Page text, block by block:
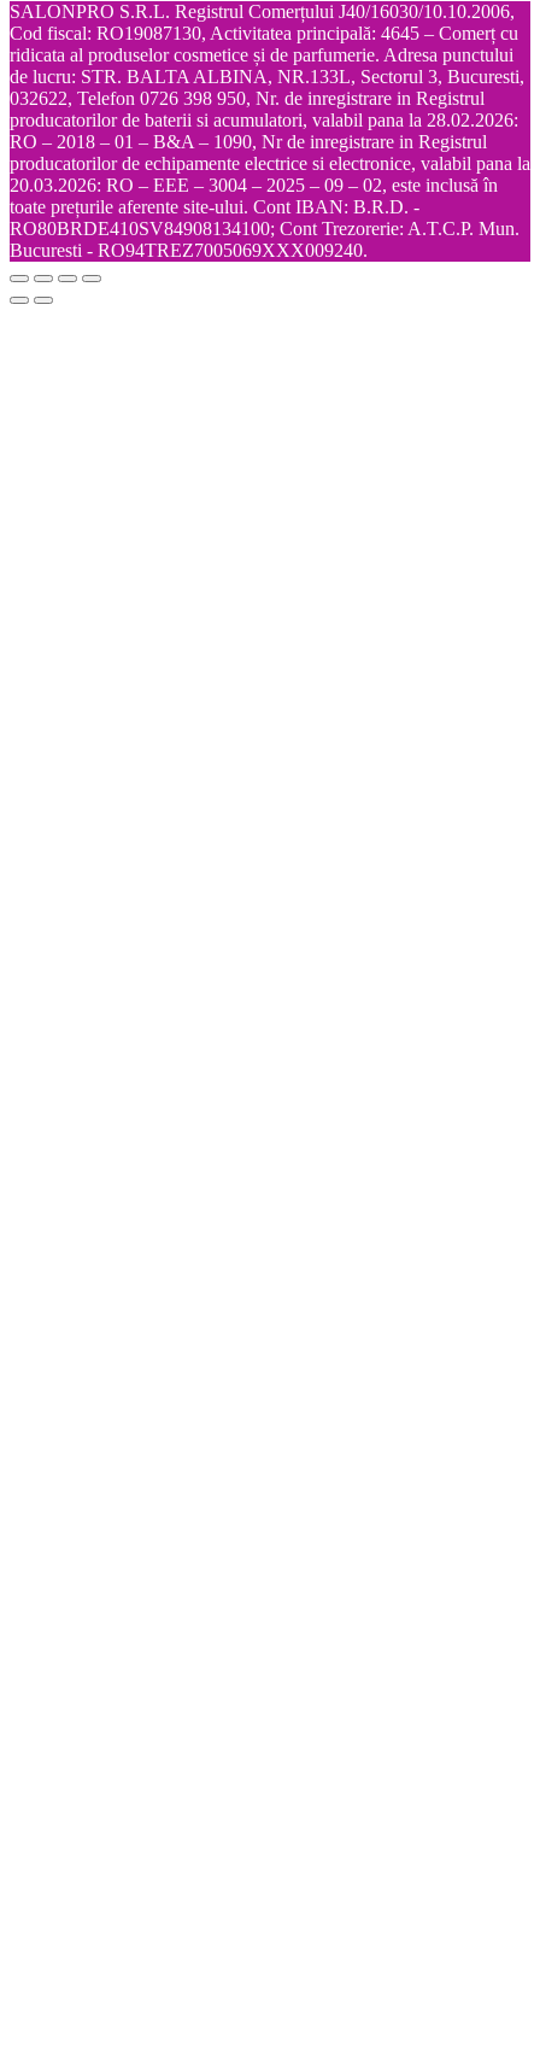
SALONPRO S.R.L. Registrul Comerțului J40/16030/10.10.2006,
Cod fiscal: RO19087130, Activitatea principală: 4645 – Comerț cu
ridicata al produselor cosmetice și de parfumerie. Adresa punctului
de lucru: STR. BALTA ALBINA, NR.133L, Sectorul 3, Bucuresti,
032622, Telefon 0726 398 950, Nr. de inregistrare in Registrul
producatorilor de baterii si acumulatori, valabil pana la 28.02.2026:
RO – 2018 – 01 – B&A – 1090, Nr de inregistrare in Registrul
producatorilor de echipamente electrice si electronice, valabil pana la
20.03.2026: RO – EEE – 3004 – 2025 – 09 – 02, este inclusă în
toate prețurile aferente site-ului. Cont IBAN: B.R.D. -
RO80BRDE410SV84908134100; Cont Trezorerie: A.T.C.P. Mun.
Bucuresti - RO94TREZ7005069XXX009240.